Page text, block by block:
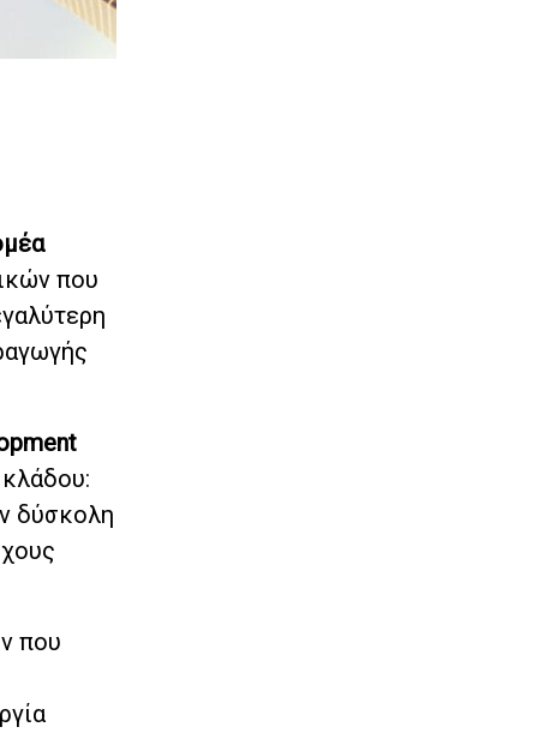
που
δύσκολη
που